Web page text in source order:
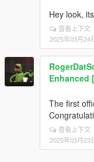
Hey look,
查看上下文
2025年03月24
Enhanced
The first
查看上下文
2025年03月23